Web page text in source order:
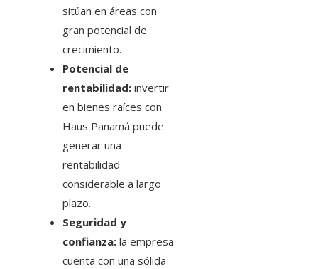
sitúan en áreas con
gran potencial de
crecimiento.
Potencial de
rentabilidad: invertir
en bienes raíces con
Haus Panamá puede
generar una
rentabilidad
considerable a largo
plazo.
Seguridad y
confianza: la empresa
cuenta con una sólida